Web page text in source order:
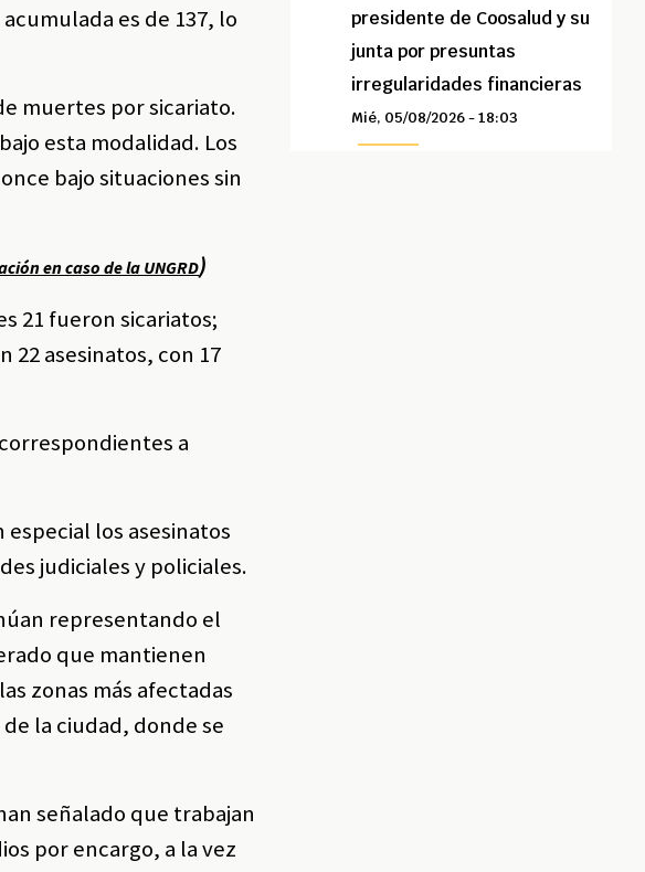
es de 137, lo
muertes por sicariato.
esta modalidad. Los
bajo situaciones sin
en caso de la UNGRD)
21 fueron sicariatos;
22 asesinatos, con 17
a
los asesinatos
judiciales y policiales.
representando el
que mantienen
zonas más afectadas
la ciudad, donde se
señalado que trabajan
por encargo, a la vez
presidente de Coosalud y su
junta por presuntas
irregularidades financieras
Mié, 05/08/2026 - 18:03